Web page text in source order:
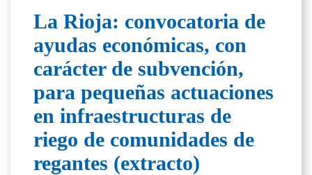
La Rioja: convocatoria de
ayudas económicas, con
carácter de subvención,
para pequeñas actuaciones
en infraestructuras de
riego de comunidades de
regantes (extracto)